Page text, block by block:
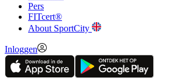
Pers
FITcert®
About SportCity
Inloggen